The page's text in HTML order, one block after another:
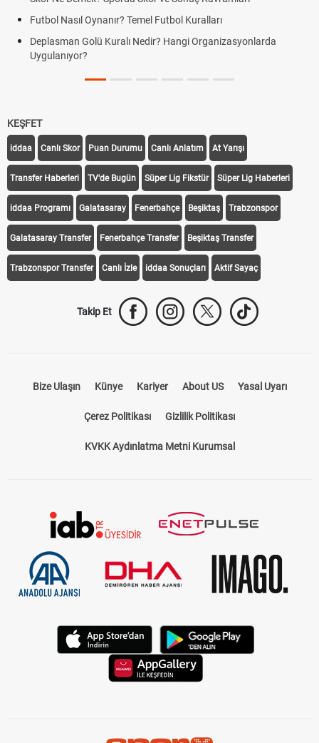
Futbol Nasıl Oynanır? Temel Futbol Kuralları
Deplasman Golü Kuralı Nedir? Hangi Organizasyonlarda
Uygulanıyor?
KEŞFET
iddaa Canlı Skor Puan Durumu Canlı Anlatım At Yarışı
Transfer Haberleri TV'de Bugün Süper Lig Fikstür Süper Lig Haberleri
iddaa Programı Galatasaray Fenerbahçe Beşiktaş Trabzonspor
Galatasaray Transfer Fenerbahçe Transfer Beşiktaş Transfer
Trabzonspor Transfer Canlı İzle iddaa Sonuçları Aktif Sayaç
Takip Et
Bize Ulaşın Künye Kariyer About US Yasal Uyarı
Çerez Politikası Gizlilik Politikası
KVKK Aydınlatma Metni Kurumsal